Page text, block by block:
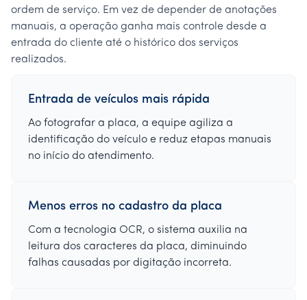
ordem de serviço. Em vez de depender de anotações
manuais, a operação ganha mais controle desde a
entrada do cliente até o histórico dos serviços
realizados.
Entrada de veículos mais rápida
Ao fotografar a placa, a equipe agiliza a
identificação do veículo e reduz etapas manuais
no início do atendimento.
Menos erros no cadastro da placa
Com a tecnologia OCR, o sistema auxilia na
leitura dos caracteres da placa, diminuindo
falhas causadas por digitação incorreta.